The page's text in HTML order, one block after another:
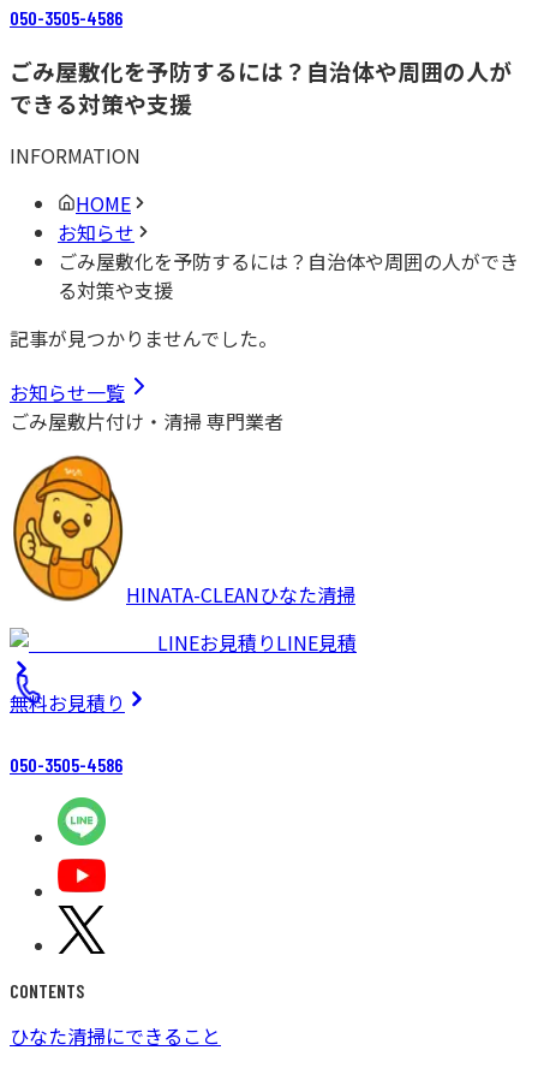
050-3505-4586
ごみ屋敷化を予防するには？自治体や周囲の人が
できる対策や支援
INFORMATION
HOME
お知らせ
ごみ屋敷化を予防するには？自治体や周囲の人ができ
る対策や支援
記事が見つかりませんでした。
お知らせ一覧
ごみ屋敷片付け・清掃 専門業者
HINATA-CLEANひなた清掃
LINEお見積りLINE見積
無料お見積り
050-3505-4586
CONTENTS
ひなた清掃にできること